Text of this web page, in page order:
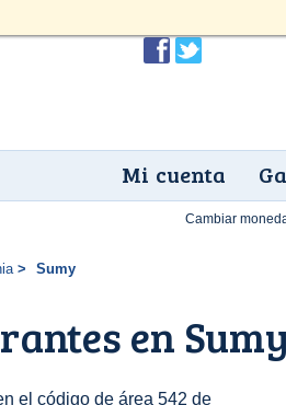
Mi cuenta
Sumy
en Sumy
el código de área 542 de
Cambiar